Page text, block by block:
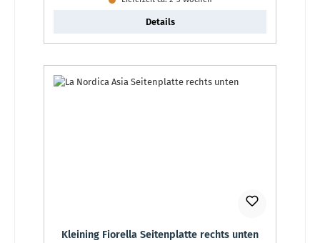
Details
Kleining Fiorella Seitenplatte rechts unten